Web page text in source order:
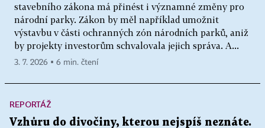
stavebního zákona má přinést i významné změny pro
národní parky. Zákon by měl například umožnit
výstavbu v části ochranných zón národních parků, aniž
by projekty investorům schvalovala jejich správa. A...
3. 7. 2026 ▪ 6 min. čtení
REPORTÁŽ
Vzhůru do divočiny, kterou nejspíš neznáte.